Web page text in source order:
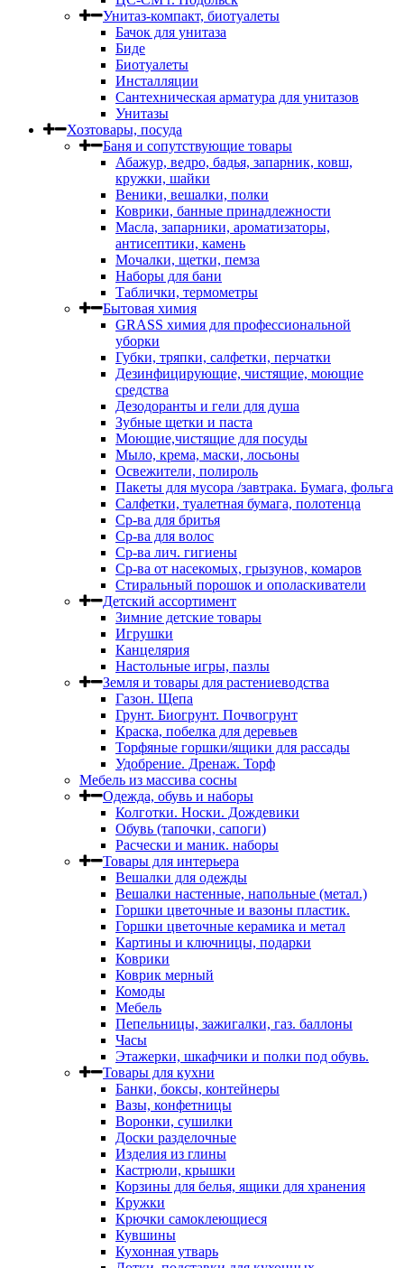
Унитаз-компакт, биотуалеты
Бачок для унитаза
Биде
Биотуалеты
Инсталляции
Сантехническая арматура для унитазов
Унитазы
Хозтовары, посуда
Баня и сопутствующие товары
Абажур, ведро, бадья, запарник, ковш,
кружки, шайки
Веники, вешалки, полки
Коврики, банные принадлежности
Масла, запарники, ароматизаторы,
антисептики, камень
Мочалки, щетки, пемза
Наборы для бани
Таблички, термометры
Бытовая химия
GRASS химия для профессиональной
уборки
Губки, тряпки, салфетки, перчатки
Дезинфицирующие, чистящие, моющие
средства
Дезодоранты и гели для душа
Зубные щетки и паста
Моющие,чистящие для посуды
Мыло, крема, маски, лосьоны
Освежители, полироль
Пакеты для мусора /завтрака. Бумага, фольга
Салфетки, туалетная бумага, полотенца
Ср-ва для бритья
Ср-ва для волос
Ср-ва лич. гигиены
Ср-ва от насекомых, грызунов, комаров
Стиральный порошок и ополаскиватели
Детский ассортимент
Зимние детские товары
Игрушки
Канцелярия
Настольные игры, пазлы
Земля и товары для растениеводства
Газон. Щепа
Грунт. Биогрунт. Почвогрунт
Краска, побелка для деревьев
Торфяные горшки/ящики для рассады
Удобрение. Дренаж. Торф
Мебель из массива сосны
Одежда, обувь и наборы
Колготки. Носки. Дождевики
Обувь (тапочки, сапоги)
Расчески и маник. наборы
Товары для интерьера
Вешалки для одежды
Вешалки настенные, напольные (метал.)
Горшки цветочные и вазоны пластик.
Горшки цветочные керамика и метал
Картины и ключницы, подарки
Коврики
Коврик мерный
Комоды
Мебель
Пепельницы, зажигалки, газ. баллоны
Часы
Этажерки, шкафчики и полки под обувь.
Товары для кухни
Банки, боксы, контейнеры
Вазы, конфетницы
Воронки, сушилки
Доски разделочные
Изделия из глины
Кастрюли, крышки
Корзины для белья, ящики для хранения
Кружки
Крючки самоклеющиеся
Кувшины
Кухонная утварь